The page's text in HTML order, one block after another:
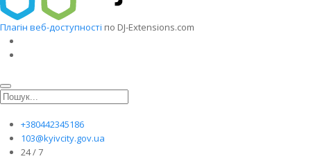
Плагін веб-доступності по DJ-Extensions.com
+380442345186
103@kyivcity.gov.ua
24 / 7